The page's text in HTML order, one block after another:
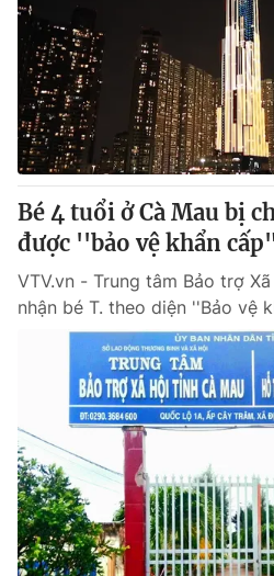
Bé 4 tuổi ở Cà Mau bị
được ''bảo vệ khẩn
VTV.vn - Trung tâm Bảo trợ
nhận bé T. theo diện ''Bảo vệ